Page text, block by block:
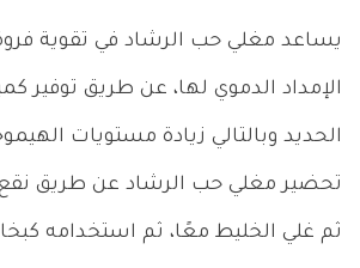
يساعد مغلي حب الرشاد في تقوية
الإمداد الدموي لها، عن طريق توفير
الحديد وبالتالي زيادة مستويات
تحضير مغلي حب الرشاد عن طريق نقع
ثم غلي الخليط معًا، ثم استخدامه